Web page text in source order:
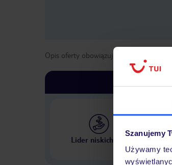
Szanujemy
Używamy
Opis oferty obowiązuje dla wyjazdów w
Lider niskich cen